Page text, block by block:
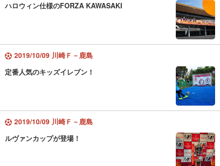
ハロウィン仕様のFORZA KAWASAKI
2019/10/09 川崎Ｆ－鹿島
定番人気のキッズイレブン！
2019/10/09 川崎Ｆ－鹿島
ルヴァンカップが登場！